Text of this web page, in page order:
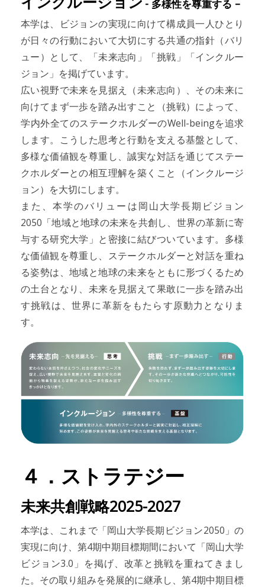
- 多様性を尊重する –
本学は、ビジョンの実現に向けて構成員一人ひとり
が日々の行動において大切にする共通の指針（バリ
ュー）として、「未来志向」「挑戦」「インクルー
ジョン」を掲げています。
広い視野で未来を見据え（未来志向）、その未来に
向けてまず一歩を踏み出すこと（挑戦）によって、
学内外全てのステークホルダーのWell-beingを追求
します。こうした思考と行動を支える基盤として、
多様な価値観を尊重し、誠実な対話を通じてステー
クホルダーとの相互理解を築くこと（インクルージ
ョン）を大切にします。
また、本学のバリューは岡山大学長期ビジョン
2050「地域と地球の未来を共創し、世界の革新に寄
与する研究大学」と密接に結びついています。多様
な価値観を尊重し、ステークホルダーと対話を重ね
る姿勢は、地域と地球の未来をともに形づくるため
の土台となり、未来を見据えて果敢に一歩を踏み出
す挑戦は、世界に革新をもたらす原動力となりま
す。
４．ストラテジー
未来共創戦略2025-2027
本学は、これまで「岡山大学長期ビジョン2050」の
実現に向け、第4期中期目標期間において「岡山大学
ビジョン3.0」を掲げ、改革と挑戦を重ねてきまし
た。その取り組みを発展的に継承し、第4期中期目標